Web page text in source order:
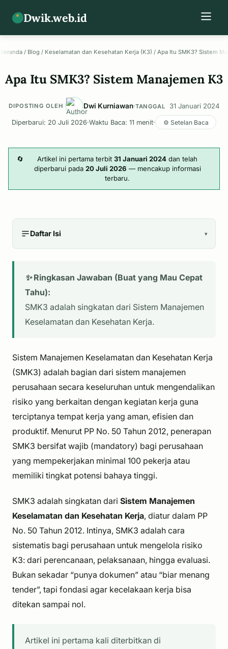
Dwik.web.id
Beranda / Blog / Keselamatan dan Kesehatan Kerja (K3) / Apa Itu SMK3? Sistem
Apa Itu SMK3? Sistem Manajemen K3
DIPOSTING OLEH Dwi Kurniawan·TANGGAL 31 Januari 2024
Diperbarui: 20 Juli 2026·Waktu Baca: 11 menit· ⚙️ Setelan Baca
🔄 Artikel ini pertama terbit 31 Januari 2024 dan telah
diperbarui pada 20 Juli 2026 — mencakup informasi
terbaru.
Daftar Isi ▾
✨ Ringkasan Jawaban (Buat yang Mau Cepat
Tahu):
SMK3 adalah singkatan dari Sistem Manajemen
Keselamatan dan Kesehatan Kerja.
Sistem Manajemen Keselamatan dan Kesehatan Kerja
(SMK3) adalah bagian dari sistem manajemen
perusahaan secara keseluruhan untuk mengendalikan
risiko yang berkaitan dengan kegiatan kerja guna
terciptanya tempat kerja yang aman, efisien dan
produktif. Menurut PP No. 50 Tahun 2012, penerapan
SMK3 bersifat wajib (mandatory) bagi perusahaan
yang mempekerjakan minimal 100 pekerja atau
memiliki tingkat potensi bahaya tinggi.
SMK3 adalah singkatan dari Sistem Manajemen
Keselamatan dan Kesehatan Kerja, diatur dalam PP
No. 50 Tahun 2012. Intinya, SMK3 adalah cara
sistematis bagi perusahaan untuk mengelola risiko
K3: dari perencanaan, pelaksanaan, hingga evaluasi.
Bukan sekadar “punya dokumen” atau “biar menang
tender”, tapi fondasi agar kecelakaan kerja bisa
ditekan sampai nol.
Artikel ini pertama kali diterbitkan di